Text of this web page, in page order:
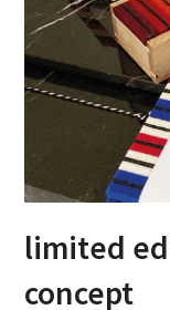
limited
concept